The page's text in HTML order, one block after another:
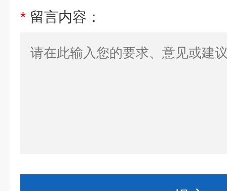
* 留言内容：